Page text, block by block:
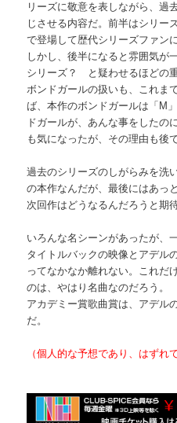
リーズに敬意を表しながら、
じさせる内容だ。前半はシリー
で登場して歴代シリーズファン
しかし、後半になると雰囲気が
シリーズ？ と疑わせるほどの重
ボンドガールの扱いも、これま
ば、本作のボンドガールは「M
ドガールが、あんな事をしたの
も気になったが、その理由も後
過去のシリーズのしがらみを洗
の本作なんだが、最後にはあっ
次回作はどうなるんだろうと期
いろんな名シーンがあったが、
タイトルバックの映像とアデル
ってなかなか離れない。これだ
のは、やはり名曲なのだろう。
アカデミー賞歌曲賞は、アデル
だ。
（個人的な予想であり、はずれ